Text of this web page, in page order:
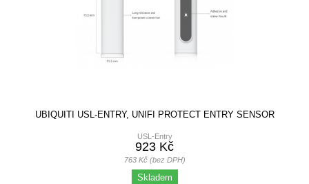
UBIQUITI USL-ENTRY, UNIFI PROTECT ENTRY SENSOR
USL-Entry
923 Kč
763 Kč (bez DPH)
Skladem